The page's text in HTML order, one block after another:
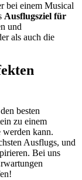
bei einem Musical
Ausflugsziel für
und
als auch die
besten
zu einem
werden kann.
Ausflugs, und
Bei uns